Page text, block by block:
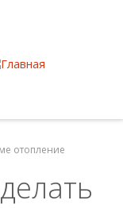
отопление